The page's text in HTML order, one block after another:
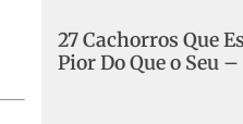
27 Cachorros Que
Pior Do Que o Seu